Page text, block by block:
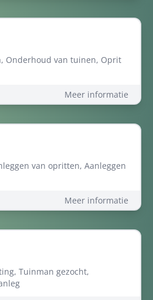
Onderhoud van tuinen, Oprit
Meer informatie
van opritten, Aanleggen
Meer informatie
Tuinman gezocht,